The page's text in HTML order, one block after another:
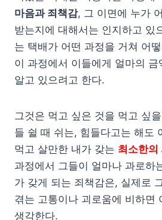
마음과 죄책감, 그 이면에 누가
받는지에 대해서는 인지하고 있
는 택배가 어떤 과정을 거쳐 어
이 과정에서 이들에게 얼마의
알고 있으려고 한다.
그것은 먹고 싶은 것을 먹고 싶
들 쉴 때 쉬는, 힘들다고는 해도
먹고 살만한 내가 갖는 최소한의
과정에서 그들이 얼마나 과로하
가 갖게 되는 죄책감은, 실제로
겪는 고통이나 괴로움에 비하면
생각한다.